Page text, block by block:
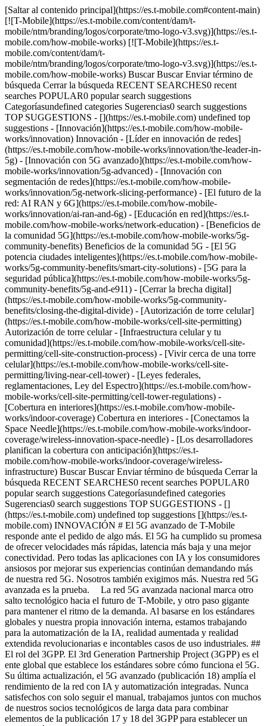
[Saltar al contenido principal](https://es.t-mobile.com#content-main) [![T-Mobile](https://es.t-mobile.com/content/dam/t-mobile/ntm/branding/logos/corporate/tmo-logo-v3.svg)](https://es.t-mobile.com/how-mobile-works) [![T-Mobile](https://es.t-mobile.com/content/dam/t-mobile/ntm/branding/logos/corporate/tmo-logo-v3.svg)](https://es.t-mobile.com/how-mobile-works) Buscar Buscar Enviar término de búsqueda Cerrar la búsqueda RECENT SEARCHES0 recent searches POPULAR0 popular search suggestions Categoríasundefined categories Sugerencias0 search suggestions TOP SUGGESTIONS - [](https://es.t-mobile.com) undefined top suggestions - [Innovación](https://es.t-mobile.com/how-mobile-works/innovation) Innovación - [Líder en innovación de redes](https://es.t-mobile.com/how-mobile-works/innovation/the-leader-in-5g) - [Innovación con 5G avanzado](https://es.t-mobile.com/how-mobile-works/innovation/5g-advanced) - [Innovación con segmentación de redes](https://es.t-mobile.com/how-mobile-works/innovation/5g-network-slicing-performance) - [El futuro de la red: AI RAN y 6G](https://es.t-mobile.com/how-mobile-works/innovation/ai-ran-and-6g) - [Educación en red](https://es.t-mobile.com/how-mobile-works/network-education) - [Beneficios de la comunidad 5G](https://es.t-mobile.com/how-mobile-works/5g-community-benefits) Beneficios de la comunidad 5G - [El 5G potencia ciudades inteligentes](https://es.t-mobile.com/how-mobile-works/5g-community-benefits/smart-city-solutions) - [5G para la seguridad pública](https://es.t-mobile.com/how-mobile-works/5g-community-benefits/5g-and-e911) - [Cerrar la brecha digital](https://es.t-mobile.com/how-mobile-works/5g-community-benefits/closing-the-digital-divide) - [Autorización de torre celular](https://es.t-mobile.com/how-mobile-works/cell-site-permitting) Autorización de torre celular - [Infraestructura celular y tu comunidad](https://es.t-mobile.com/how-mobile-works/cell-site-permitting/cell-site-construction-process) - [Vivir cerca de una torre celular](https://es.t-mobile.com/how-mobile-works/cell-site-permitting/living-near-cell-tower) - [Leyes federales, reglamentaciones, Ley del Espectro](https://es.t-mobile.com/how-mobile-works/cell-site-permitting/cell-tower-regulations) - [Cobertura en interiores](https://es.t-mobile.com/how-mobile-works/indoor-coverage) Cobertura en interiores - [Conectamos la Space Needle](https://es.t-mobile.com/how-mobile-works/indoor-coverage/wireless-innovation-space-needle) - [Los desarrolladores planifican la cobertura con anticipación](https://es.t-mobile.com/how-mobile-works/indoor-coverage/wireless-infrastructure) Buscar Buscar Enviar término de búsqueda Cerrar la búsqueda RECENT SEARCHES0 recent searches POPULAR0 popular search suggestions Categoríasundefined categories Sugerencias0 search suggestions TOP SUGGESTIONS - [](https://es.t-mobile.com) undefined top suggestions [](https://es.t-mobile.com) INNOVACIÓN # El 5G avanzado de T-Mobile responde ante el pedido de algo más. El 5G ha cumplido su promesa de ofrecer velocidades más rápidas, latencia más baja y una mejor conectividad. Pero todas las aplicaciones con IA y los consumidores ansiosos por mejorar sus experiencias continúan demandando más de nuestra red 5G. Nosotros también exigimos más. Nuestra red 5G avanzada es la prueba. La red 5G avanzada nacional marca otro salto tecnológico hacia el futuro de T-Mobile, y otro paso gigante para mantener el ritmo de la demanda. Al basarse en los estándares globales y nuestra propia innovación interna, estamos trabajando para la automatización de la IA, realidad aumentada y realidad extendida revolucionarias e incontables casos de uso industriales. ## El rol del 3GPP. El 3rd Generation Partnership Project (3GPP) es el ente global que establece los estándares sobre cómo funciona el 5G. Su última actualización, el 5G avanzado (publicación 18) amplía el rendimiento de la red con IA y automatización integradas. Nunca satisfechos con solo seguir el manual, trabajamos juntos con muchos de nuestros socios tecnológicos de larga data para combinar elementos de la publicación 17 y 18 del 3GPP para establecer un nuevo estándar en las capacidades de las redes. Nuestra red 5G avanzada ofrece rendimiento y confiabilidad de próximo nivel, desbloquea toda la potencia de experiencias receptivas y ayuda a las empresas y los consumidores a utilizar tecnología innovadora para lograr una capacidad mejorada, eficiencia y costos más bajos. La publicación 17 se centró en las mejoras a las redes de acceso por radio (RAN), que incluyen la tecnología beamforming, una tecnología de antena que dirige la energía donde se necesita, y tecnología de múltiples entradas y salidas (MIMO), que usa múltiples antenas para recibir y transmitir datos. Al combinar esas mejoras con los nuevos estándares de inteligencia artificial (IA) y el aprendizaje automático (ML) presentados en la publicación 18, pudimos hacer que el 5G avanzado se convierta en una realidad aquí y ahora, y nos acerca más a la adopción más generalizada de la IA y ML en las aplicaciones industriales y de consumo. ## Multi-carrier Aggregation. Carrier Aggregation es una tecnología esencial para alcanzar todo el potencial del 5G avanzado, como la latencia ultrabaja y conectividad de alta velocidad necesarias para aplicaciones avanzadas. Como parte del 5G avanzado, ampliamos la tecnología Carrier Aggregation (CA) utilizada en nuestras redes 5G SA a cuatro proveedores componentes para descargas (pronto serán cinco) y dos para cargas. Recién estamos empezando. Probamos con éxito la tecnología 6-Carrier Aggregation de 5G avanzado en el espectro de banda baja y media de la red de producción 5G SA que estableció dos nuevos récords de velocidades de descarga. La primera prueba utilizó un Samsung Galaxy S25 disponible a nivel comercial con el sistema RF con módem 5G Snapdragon® X80 que usa el software de prueba para alcanzar velocidades de descarga de 4.3 Gbps en condiciones reales. En una segunda prueba, corrimos aún más los límites al utilizar el nuevo RF con módem 5G Qualcomm X85 en un dispositivo móvil de prueba, y alcanzamos velocidades máximas de 6.3 Gbps, además de poder entrever la próxima evolución del 5G avanzado. Las pruebas de 6-Carrier Aggregation no solo se trataron de romper récords y ofrecer más innovaciones en la red. Demostraron nuestro interés continuo en siempre innovar y evolucionar con una red que ofrezca más rendimiento, más confiabilidad y más casos de uso que beneficie a los consumidores y a las empresas. ## Inteligencia artificial y aprendizaje automático. El 5G incorpora IA y ML para optimizar el rendimiento de la red y abrir la puerta a una gran cantidad de nuevos casos de uso. Las mejoras de IA y ML en nuestra red 5G avanzada permiten la asignación dinámica de recursos, optimización predictiva y adaptabilidad en tiempo real. También es totalmente compatible con tecnologías anteriores, lo que le permite coexisitir con publicaciones previas y prestar servicios a dispositivos 5G anteriores. Todavía falta mucho tiempo para la AI-RAN, la próxima ola de tecnología. Sin embargo, estamos utilizando tecnología de IA en la actualidad para acercarnos a nuestra RAN (red de acceso por radio) y apuntalar la confiabilidad de la red. ## La velocidad de conexión desde el dispositivo es la próxima frontera del servicio móvil. Después de años de hablar de velocidades de descarga, la cada vez mayor importancia de la conexión desde el dispositivo está cambiando la conversación. Los usuarios sofisticados, creadores, gamers y la industria están de acuerdo: el futuro es interactivo, en tiempo real y conectado a la nube. Eso significa que la velocidad de conexión desde el dispositivo es la próxima frontera, y estamos cambiando la forma en que los datos son transmitidos desde los dispositivos móviles a la red 5G avanzada. ### Rompemos el límite de la velocidad de conexión desde el dispositivo con 5G NR-DC. Para confirmar nuestro compromiso con la velocidad de conexión desde el dispositivo, unimos esfuerzos con los socios Qualcomm y Ericsson para probar una función emergente llamada nueva conectividad dual por radio (5G NR-DC). La prueba del concepto tuvo lugar en nuestra red de producción 5G SA en el SoFi Stadium en el sur de California. Utilizamos el equipo de Ericsson y la solución 5G NR-DC para combinar 2.5 GHz y el espectro mmWave. Esto nos permitió asignar el 60% de los recursos de radio mmWave para la conexión desde el dispositivo en un smartphone móvil de prueba con la tecnología del sistema RF con módem 5G Snapdragon® X80 de Qualcomm. Los casos de uso previos generalmente permitían una asignación de hasta el 20%. Alcanzamos una velocidad máxima de 2.2 Gbps que superó todos los récords y demostró al mundo lo que podía hacer el 5G NR-DC. ### Seguimos corriendo límites con UL Tx Switching. La innovación nunca descansa, por eso nos preparamos para ver qué podríamos hacer con el estándar de conmutación de transmisión de conexión desde el dispositivo (UL Tx Switching) de 3GPP, y rompimos otro récord al hacerlo. MediaTek contribuyó con un dispositivo de prueba con su módem M90, Nokia proporcionó el equipo de su cartera AirScale y T-Mobile aportó la red 5G SA y dirigió la prueba. Juntos, logramos un nuevo récord de velocidad de conexión desde el dispositivo de 550 Mbps en el espectro menor de 6 GHz, lo que demuestra que UL Tx Switching está listo para comenzar a funcionar. ### Detalles sobre Carrier Aggregation. Carrier Aggregation combina las bandas de frecuencia de distintos proveedores en un solo canal de la red. Imagina un camino con dos carriles que se convierte en una superautopista de seis carriles. Así se ve Carrier Aggregation en la red 5G avanzada. Las múltiples bandas de frecuencia ofrecen más espacio, o ancho de banda, para el tráfico y permiten que el tráfico se mueva a velocidades mucho más rápidas. ![Estelas de luz colorid